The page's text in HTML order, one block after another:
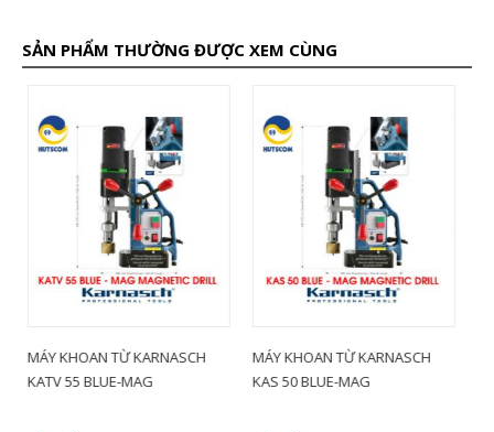
SẢN PHẨM THƯỜNG ĐƯỢC XEM CÙNG
MÁY KHOAN TỪ KARNASCH
KAS 50 BLUE-MAG
MÁY KHOAN TỪ KARNASCH KA
50 BLUE-MAG